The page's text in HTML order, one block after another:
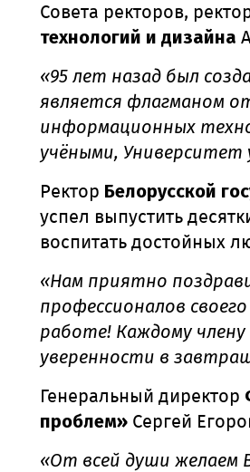
Совета ректоров,
технологий и дизайна
«95 лет назад был
является флагманом
информационных
учёными,
Ректор Белорусской
успел выпустить
воспитать достойных
«Нам приятно
профессионалов
работе! Каждому
уверенности в
Генеральный директор
проблем» Сергей
«От всей души желаем